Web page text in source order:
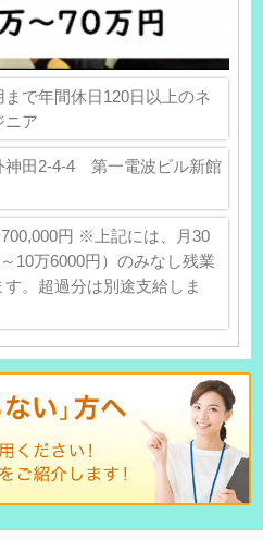
で年間休日120日以上のネ
ニア
神田2-4-4 第一電波ビル新館
円 ※上記には、月30
10万6000円）のみなし残業
。超過分は別途支給しま